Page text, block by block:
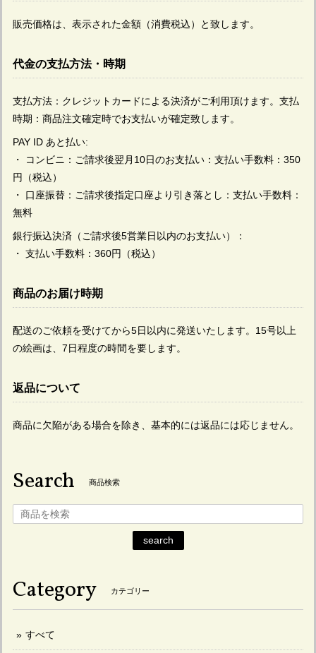
販売価格は、表示された金額（消費税込）と致します。
代金の支払方法・時期
支払方法：クレジットカードによる決済がご利用頂けます。支払
時期：商品注文確定時でお支払いが確定致します。
PAY ID あと払い:
・ コンビニ：ご請求後翌月10日のお支払い：支払い手数料：350
円（税込）
・ 口座振替：ご請求後指定口座より引き落とし：支払い手数料：
無料
銀行振込決済（ご請求後5営業日以内のお支払い）：
・ 支払い手数料：360円（税込）
商品のお届け時期
配送のご依頼を受けてから5日以内に発送いたします。15号以上
の絵画は、7日程度の時間を要します。
返品について
商品に欠陥がある場合を除き、基本的には返品には応じません。
Search 商品検索
search
Category カテゴリー
すべて